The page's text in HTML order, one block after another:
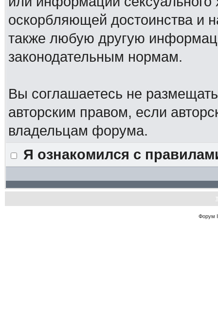
оскорбляющей достоинства и
также любую другую
законодательным нормам.
Вы соглашаетесь не
авторским правом, если
владельцам форума.
Я ознакомился с
Форум